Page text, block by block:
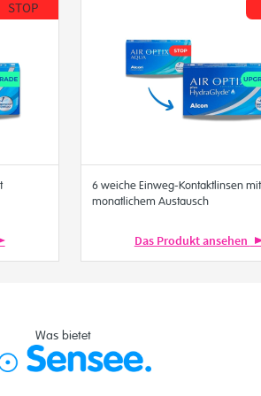
STOP
6 weiche Einweg-Kontaktlinsen mit
monatlichem Austausch
Das Produkt ansehen
Was bietet